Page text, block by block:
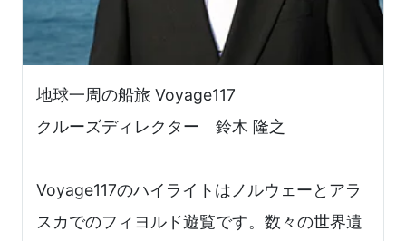
地球一周の船旅 Voyage117
クルーズディレクター 鈴木 隆之
Voyage117のハイライトはノルウェーとアラ
スカでのフィヨルド遊覧です。数々の世界遺